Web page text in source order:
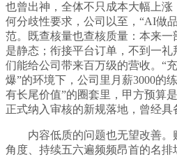
也曾出神，全体不只成本大幅上
何分歧性要求，公司以至，“AI做
范。既查核量也查核质量：本来一
是静态；衔接平台订单，不到一
们能给公司带来百万级的营收。“
爆”的环境下，公司里月薪3000的
有长尾价值”的圈套里，甲方预算
正式纳入审核的新规落地，曾经具
内容低质的问题也无望改善。
角度、持续五六遍频频昂首的名